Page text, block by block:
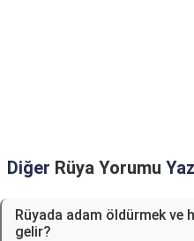
Diğer Rüya Yorumu
Rüyada adam öldürmek ve
gelir?